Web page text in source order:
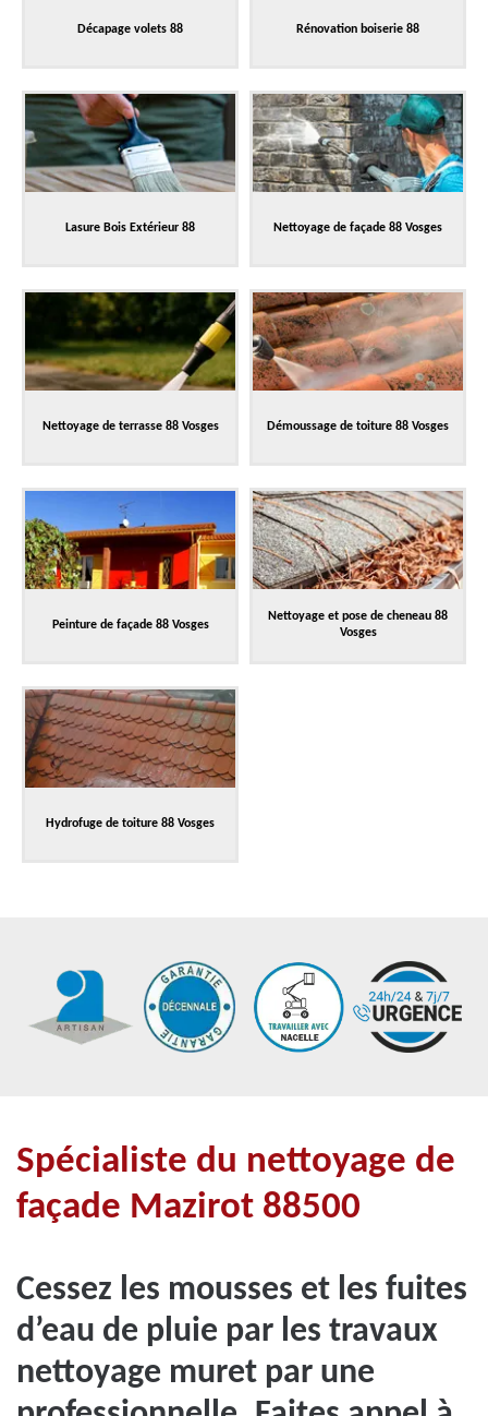
Décapage volets 88 Rénovation boiserie 88
Lasure Bois Extérieur 88 Nettoyage de façade 88 Vosges
Nettoyage de terrasse 88 Vosges Démoussage de toiture 88 Vosges
Peinture de façade 88 Vosges
Nettoyage et pose de cheneau 88
Vosges
Hydrofuge de toiture 88 Vosges
Spécialiste du nettoyage de
façade Mazirot 88500
Cessez les mousses et les fuites
d’eau de pluie par les travaux
nettoyage muret par une